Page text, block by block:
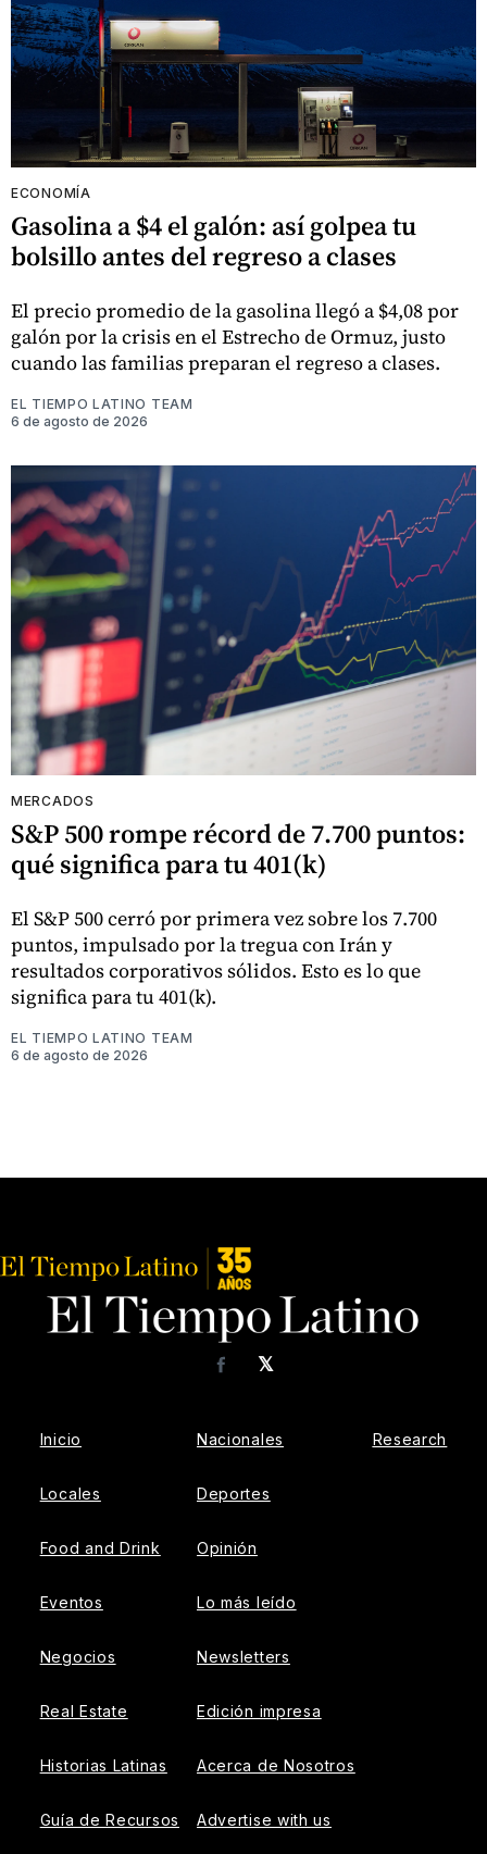
ECONOMÍA
Gasolina a $4 el galón: así golpea tu
bolsillo antes del regreso a clases
El precio promedio de la gasolina llegó a $4,08 por
galón por la crisis en el Estrecho de Ormuz, justo
cuando las familias preparan el regreso a clases.
EL TIEMPO LATINO TEAM
6 de agosto de 2026
MERCADOS
S&P 500 rompe récord de 7.700 puntos:
qué significa para tu 401(k)
El S&P 500 cerró por primera vez sobre los 7.700
puntos, impulsado por la tregua con Irán y
resultados corporativos sólidos. Esto es lo que
significa para tu 401(k).
EL TIEMPO LATINO TEAM
6 de agosto de 2026
𝕏
Facebook
Inicio
Locales
Food and Drink
Eventos
Negocios
Real Estate
Historias Latinas
Guía de Recursos
Nacionales
Deportes
Opinión
Lo más leído
Newsletters
Edición impresa
Acerca de Nosotros
Advertise with us
Research